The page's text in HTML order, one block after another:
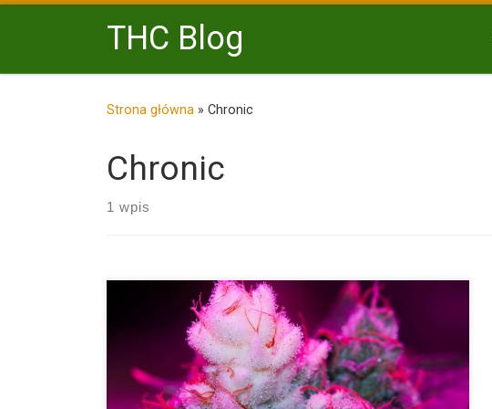
Przejdź do treściTHC Blog
Strona główna » Chronic
Chronic
1 wpis
White Widow to jedna z najbardziej znanych i popularnych
odmian […]